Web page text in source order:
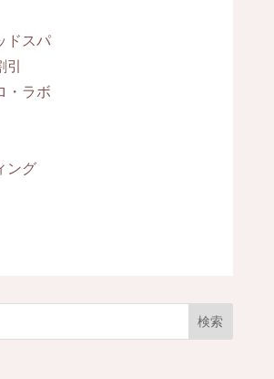
ドスパ
引
・ラボ
ング
検索